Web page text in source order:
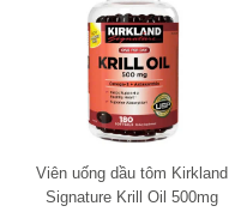
Viên uống dầu tôm Kirkland
Signature Krill Oil 500mg